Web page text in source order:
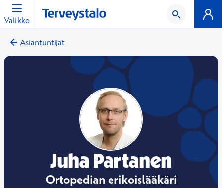
Valikko
Asiantuntijat
Juha Partanen
Ortopedian erikoislääkäri